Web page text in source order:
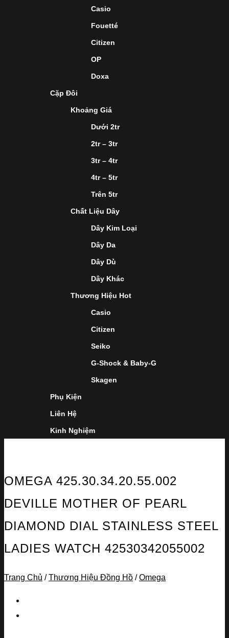
Casio
Fouetté
Citizen
OP
Doxa
Cặp Đôi
Khoảng Giá
Dưới 2tr
2tr – 3tr
3tr – 4tr
4tr – 5tr
Trên 5tr
Chất Liệu Dây
Dây Kim Loại
Dây Da
Dây Dù
Dây Khác
Thương Hiệu Hot
Casio
Citizen
Seiko
G-Shock & Baby-G
Skagen
Phụ Kiện
Liên Hệ
Kinh Nghiệm
OMEGA 425.30.34.20.55.002
DEVILLE MOTHER OF PEARL
DIAMOND DIAL STAINLESS STEEL
LADIES WATCH 42530342055002
Trang Chủ / Thương Hiệu Đồng Hồ / Omega